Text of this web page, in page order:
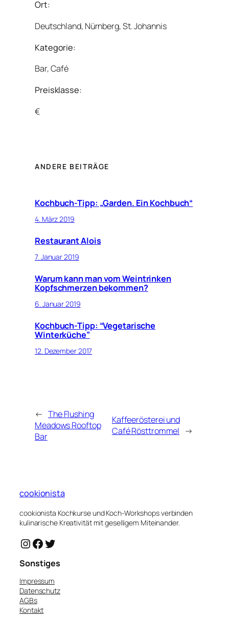
Ort:
Deutschland, Nürnberg, St. Johannis
Kategorie:
Bar, Café
Preisklasse:
€
ANDERE BEITRÄGE
Kochbuch-Tipp: „Garden. Ein Kochbuch“
4. März 2019
Restaurant Alois
7. Januar 2019
Warum kann man vom Weintrinken
Kopfschmerzen bekommen?
6. Januar 2019
Kochbuch-Tipp: “Vegetarische
Winterküche”
12. Dezember 2017
← The Flushing
Meadows Rooftop
Bar
Kaffeerösterei und
Café Rösttrommel →
cookionista
cookionista Kochkurse und Koch-Workshops verbinden
kulinarische Kreativität mit geselligem Miteinander.
Instagram
Facebook
Twitter
Sonstiges
Impressum
Datenschutz
AGBs
Kontakt